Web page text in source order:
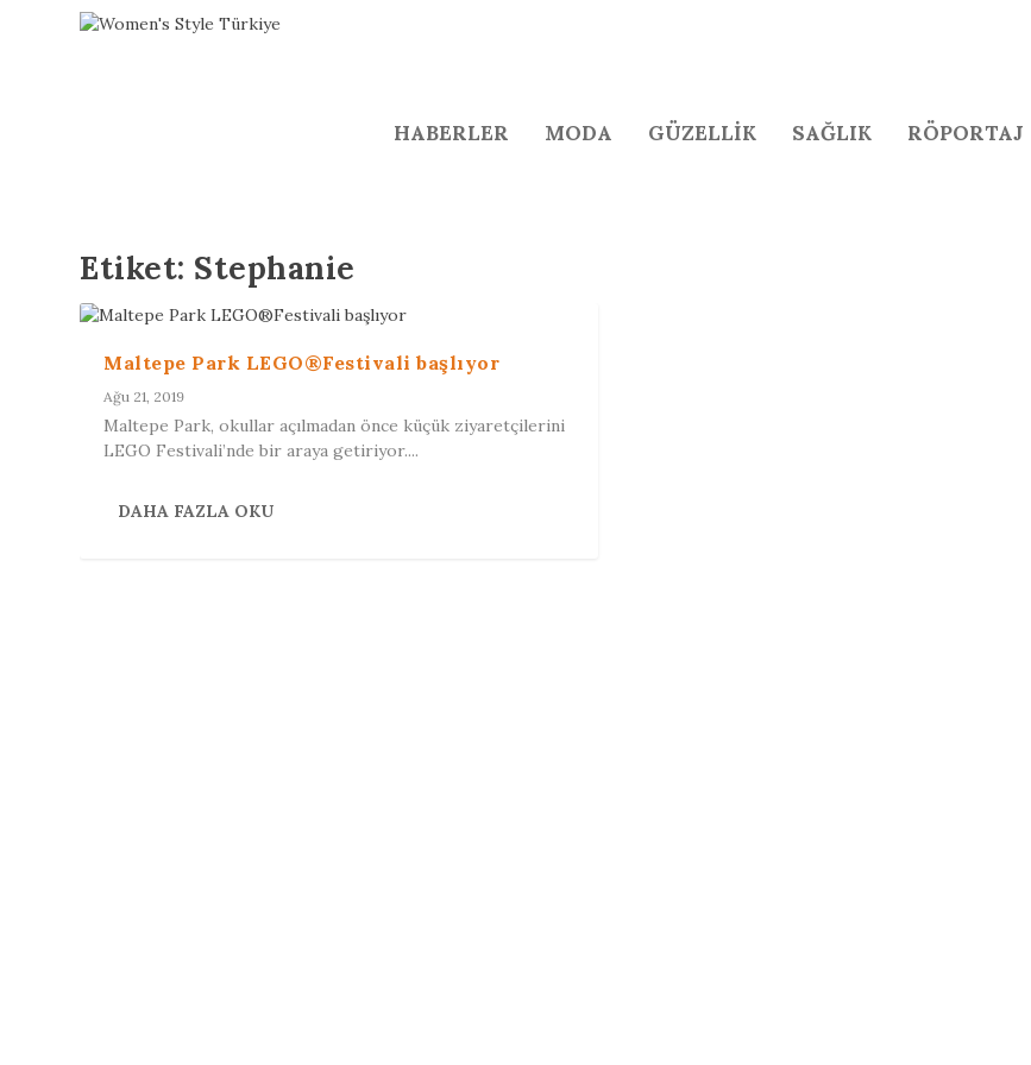
HABERLER MODA GÜZELLİK SAĞLIK RÖPORTAJ
Etiket: Stephanie
Maltepe Park LEGO®Festivali başlıyor
Ağu 21, 2019
Maltepe Park, okullar açılmadan önce küçük ziyaretçilerini
LEGO Festivali’nde bir araya getiriyor....
DAHA FAZLA OKU